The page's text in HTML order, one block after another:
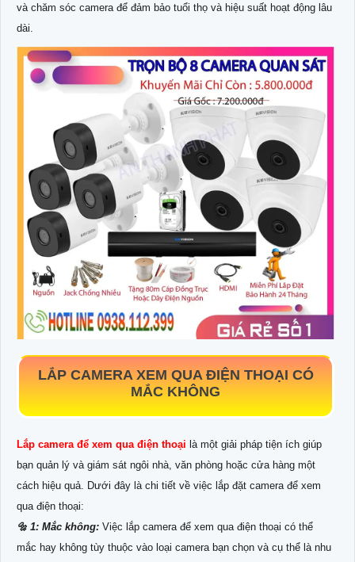
và chăm sóc camera để đảm bảo tuổi thọ và hiệu suất hoạt động lâu
dài.
LẮP CAMERA XEM QUA ĐIỆN THOẠI CÓ
MẮC KHÔNG
Lắp camera để xem qua điện thoại là một giải pháp tiện ích giúp
bạn quản lý và giám sát ngôi nhà, văn phòng hoặc cửa hàng một
cách hiệu quả. Dưới đây là chi tiết về việc lắp đặt camera để xem
qua điện thoại:
🔩 1: Mắc không: Việc lắp camera để xem qua điện thoại có thể
mắc hay không tùy thuộc vào loại camera bạn chọn và cụ thể là nhu